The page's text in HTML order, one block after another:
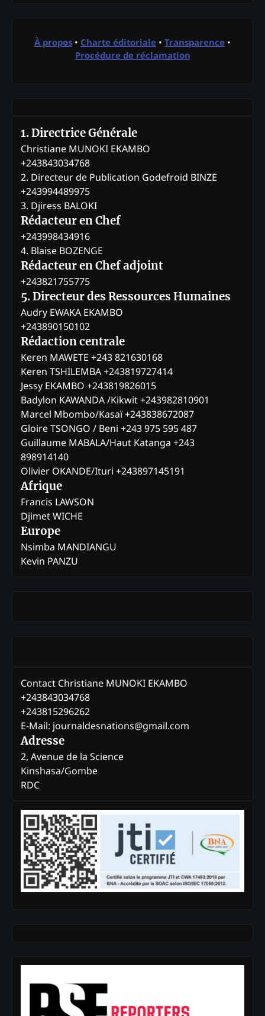
À propos • Charte éditoriale • Transparence •
Procédure de réclamation
1. Directrice Générale
Christiane MUNOKI EKAMBO
+243843034768
2. Directeur de Publication Godefroid BINZE
+243994489975
3. Djiress BALOKI
Rédacteur en Chef
+243998434916
4. Blaise BOZENGE
Rédacteur en Chef adjoint
+243821755775
5. Directeur des Ressources Humaines
Audry EWAKA EKAMBO
+243890150102
Rédaction centrale
Keren MAWETE +243 821630168
Keren TSHILEMBA +243819727414
Jessy EKAMBO +243819826015
Badylon KAWANDA /Kikwit +243982810901
Marcel Mbombo/Kasaï +243838672087
Gloire TSONGO / Beni +243 975 595 487
Guillaume MABALA/Haut Katanga +243
898914140
Olivier OKANDE/Ituri +243897145191
Afrique
Francis LAWSON
Djimet WICHE
Europe
Nsimba MANDIANGU
Kevin PANZU
Contact Christiane MUNOKI EKAMBO
+243843034768
+243815296262
E-Mail: journaldesnations@gmail.com
Adresse
2, Avenue de la Science
Kinshasa/Gombe
RDC